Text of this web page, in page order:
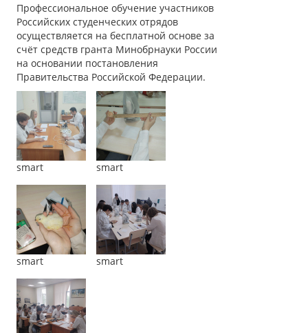
Профессиональное обучение участников
Российских студенческих отрядов
осуществляется на бесплатной основе за
счёт средств гранта Минобрнауки России
на основании постановления
Правительства Российской Федерации.
smart smart
smart smart